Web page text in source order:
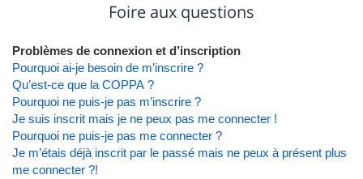
Foire aux questions
Problèmes de connexion et d’inscription
Pourquoi ai-je besoin de m’inscrire ?
Qu’est-ce que la COPPA ?
Pourquoi ne puis-je pas m’inscrire ?
Je suis inscrit mais je ne peux pas me connecter !
Pourquoi ne puis-je pas me connecter ?
Je m’étais déjà inscrit par le passé mais ne peux à présent plus
me connecter ?!